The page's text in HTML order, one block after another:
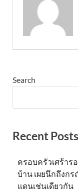
Search
Recent Posts
ครอบครัวเศร้าร
บ้าน เผยนึกถึงก
แดนเช่นเดียวกัน